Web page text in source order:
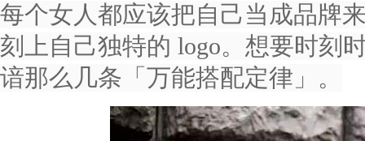
每个女人都应该把自己当成品牌
刻上自己独特的 logo。想要时刻
谙那么几条「万能搭配定律」。